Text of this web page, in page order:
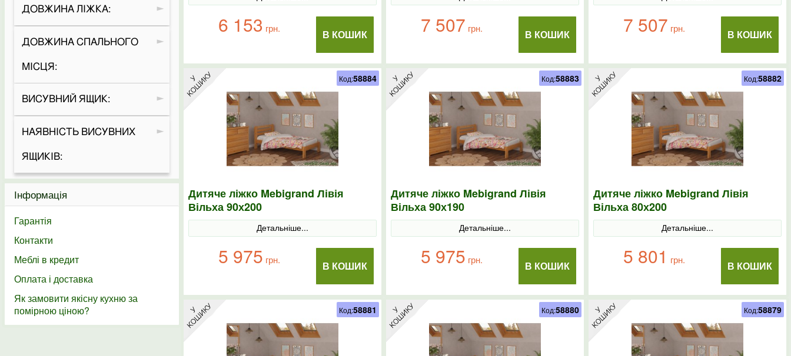
В КОШИК
6 153 грн.
В КОШИК
7 507 грн.
В КОШИК
7 507 грн.
Дитяче ліжко Mebigrand Лівія
Вільха 90х200
Детальніше...
В КОШИК
5 975 грн.
Код:58884
Дитяче ліжко Mebigrand Лівія
Вільха 90х190
Детальніше...
В КОШИК
5 975 грн.
Код:58883
Дитяче ліжко Mebigrand Лівія
Вільха 80х200
Детальніше...
В КОШИК
5 801 грн.
Код:58882
Код:58881 Код:58880 Код:58879
ДОВЖИНА ЛІЖКА:
ДОВЖИНА СПАЛЬНОГО
МІСЦЯ:
ВИСУВНИЙ ЯЩИК:
НАЯВНІСТЬ ВИСУВНИХ
ЯЩИКІВ:
Інформація
Гарантія
Контакти
Меблі в кредит
Оплата і доставка
Як замовити якісну кухню за
помірною ціною?